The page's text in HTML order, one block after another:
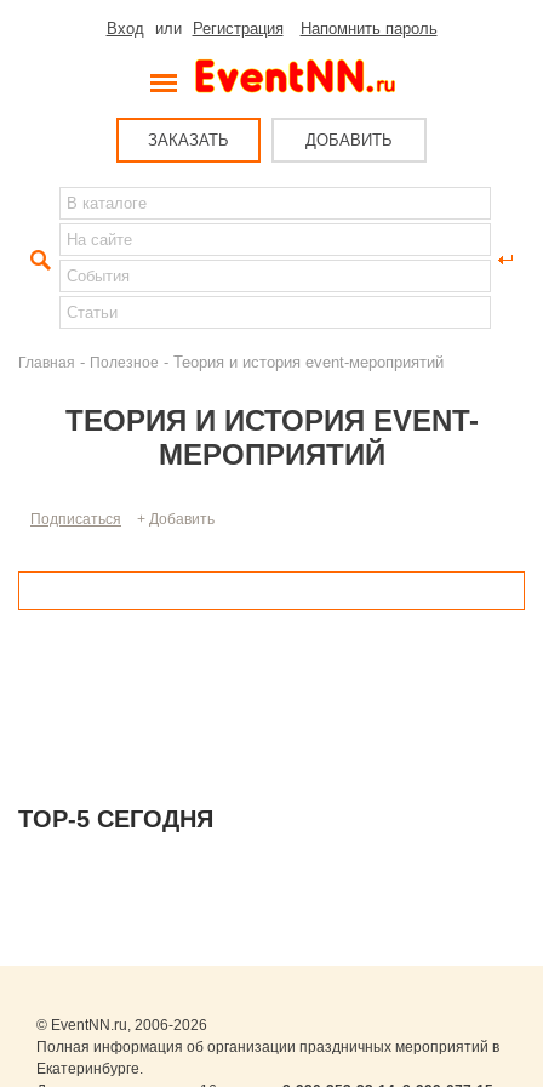
Вход или Регистрация Напомнить пароль
ЗАКАЗАТЬ ДОБАВИТЬ
Главная - Полезное - Теория и история event-мероприятий
ТЕОРИЯ И ИСТОРИЯ EVENT-
МЕРОПРИЯТИЙ
Подписаться + Добавить
ТОР-5 СЕГОДНЯ
© EventNN.ru, 2006-2026
Полная информация об организации праздничных мероприятий в
Екатеринбурге.